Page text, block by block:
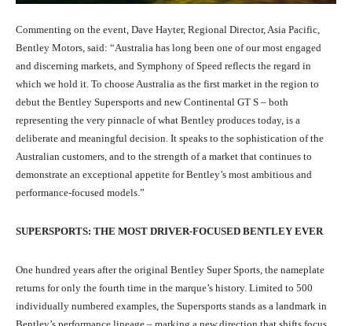
Commenting on the event, Dave Hayter, Regional Director, Asia Pacific,
Bentley Motors, said: “Australia has long been one of our most engaged
and discerning markets, and Symphony of Speed reflects the regard in
which we hold it. To choose Australia as the first market in the region to
debut the Bentley Supersports and new Continental GT S – both
representing the very pinnacle of what Bentley produces today, is a
deliberate and meaningful decision. It speaks to the sophistication of the
Australian customers, and to the strength of a market that continues to
demonstrate an exceptional appetite for Bentley’s most ambitious and
performance-focused models.”
SUPERSPORTS: THE MOST DRIVER-FOCUSED BENTLEY EVER
One hundred years after the original Bentley Super Sports, the nameplate
returns for only the fourth time in the marque’s history. Limited to 500
individually numbered examples, the Supersports stands as a landmark in